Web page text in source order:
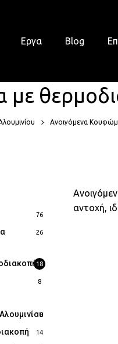
Εργα Blog
με
Ανοιγόμενα
76
26
18
8
18
14
αντοχή,